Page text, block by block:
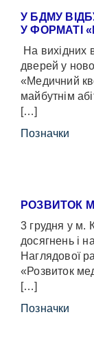
У БДМУ
У ФОРМАТІ
На вихідних
дверей у
«Медичний
майбутнім
[…]
Позначки
РОЗВИТОК
3 грудня у м.
досягнень і
Наглядової
«Розвиток
[…]
Позначки